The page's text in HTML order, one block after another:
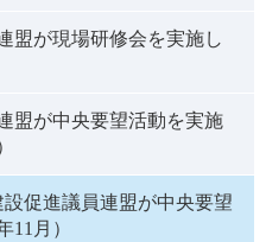
盟が現場研修会を実施し
盟が中央要望活動を実施
促進議員連盟が中央要望
11月）